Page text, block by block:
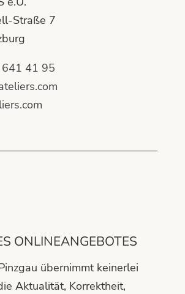
Straße 7
41 95
ONLINEANGEBOTES
übernimmt keinerlei
Aktualität, Korrektheit,